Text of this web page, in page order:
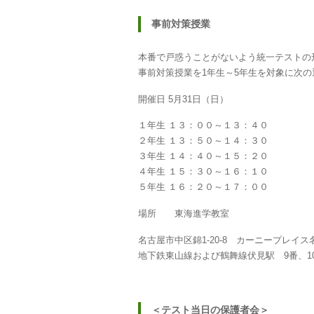
事前対策授業
本番で戸惑うことがないよう統一テスト
事前対策授業を1年生～5年生を対象に次
開催日 5月31日（日）
１年生 １３：００～１３：４０
２年生 １３：５０～１４：３０
３年生 １４：４０～１５：２０
４年生 １５：３０～１６：１０
５年生 １６：２０～１７：００
場所 東海進学教室
名古屋市中区錦1-20-8 カーニープレイス
地下鉄東山線および鶴舞線伏見駅 9番、
＜テスト当日の保護者会＞